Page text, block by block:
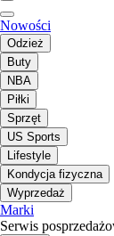
Nowości
Odzież
Buty
NBA
Piłki
Sprzęt
US Sports
Lifestyle
Kondycja fizyczna
Wyprzedaż
Marki
Serwis